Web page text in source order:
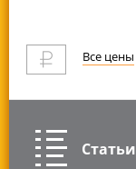
Все цены
Статьи